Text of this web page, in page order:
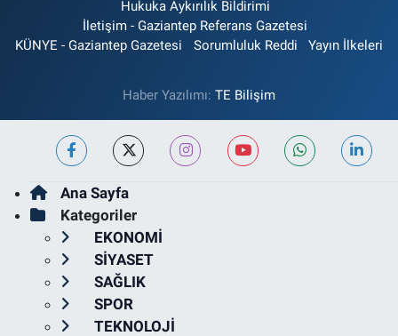
Hukuka Aykırılık Bildirimi
İletişim - Gaziantep Referans Gazetesi
KÜNYE - Gaziantep Gazetesi
Sorumluluk Reddi Yayın İlkeleri
Haber Yazılımı: TE Bilişim
Ana Sayfa
Kategoriler
EKONOMİ
SİYASET
SAĞLIK
SPOR
TEKNOLOJİ